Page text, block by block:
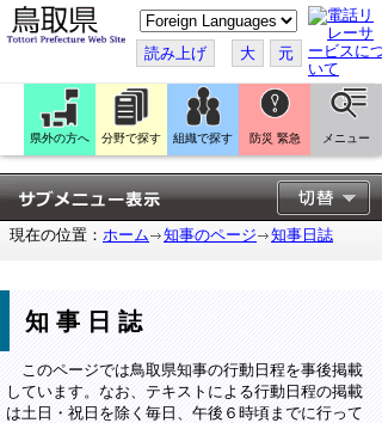
こ
の
ペ
ー
ジ
翻
訳
す
る
読み上げ 大 元
県外の方へ 分野で探す 組織で探す 防災 緊急 メニュー
現在の位置： ホーム 知事のページ 知事日誌
知事日誌
このページでは鳥取県知事の行動日程を事後掲載
しています。なお、テキストによる行動日程の掲載
は土日・祝日を除く毎日、午後６時頃までに行って